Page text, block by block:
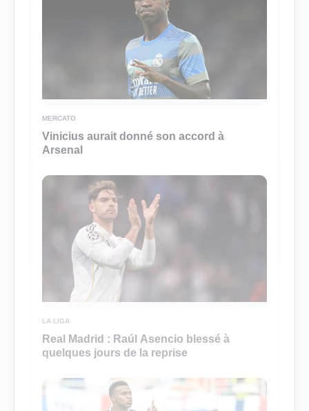
MERCATO
Vinicius aurait donné son accord à
Arsenal
LA LIGA
Real Madrid : Raúl Asencio blessé à
quelques jours de la reprise